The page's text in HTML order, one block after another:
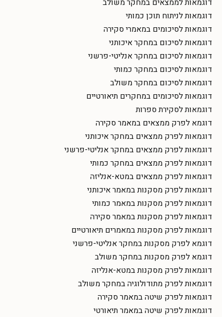
דוגמאות לניתוח תוכן כמותי
דוגמאות לסיכומים במאמרי סקירה
דוגמאות לסיכום במחקר איכותני
דוגמאות לסיכום במחקר אנליטי-פרשני
דוגמאות לסיכום במחקר כמותי
דוגמאות לסיכום במחקר משולב
דוגמאות לסיכומים במחקרים תיאורטיים
דוגמאות לסקירת ספרות
דוגמא לפרק ממצאים במאמר סקירה
דוגמאות לפרק ממצאים במחקר איכותני
דוגמאות לפרק ממצאים במחקר אנליטי-פרשני
דוגמאות לפרק ממצאים במחקר כמותי
דוגמאות לפרק ממצאים במטא-אנליזה
דוגמאות לפרק מסקנות במאמר איכותני
דוגמאות לפרק מסקנות במאמר כמותי
דוגמאות לפרק מסקנות במאמר סקירה
דוגמאות לפרק מסקנות במאמרים תיאורטיים
דוגמא לפרק מסקנות במחקר אנליטי-פרשני
דוגמא לפרק מסקנות במחקר משולב
דוגמאות לפרק מסקנות במטא-אנליזה
דוגמאות לפרק מתודולוגיה במחקר משולב
דוגמאות לפרק שיטה במאמר סקירה
דוגמאות לפרק שיטה במאמר תיאורטי